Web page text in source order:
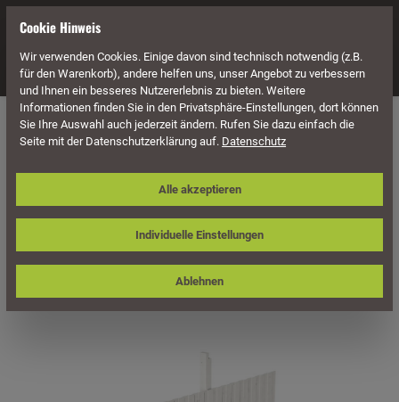
Navigation
Carports
Skan Holz Rückwand 341 x 180 cm,
Deckelschalung, Nadelholz
Cookie Hinweis
Wir verwenden Cookies. Einige davon sind technisch notwendig (z.B.
für den Warenkorb), andere helfen uns, unser Angebot zu verbessern
und Ihnen ein besseres Nutzererlebnis zu bieten. Weitere
Informationen finden Sie in den Privatsphäre-Einstellungen, dort können
Sie Ihre Auswahl auch jederzeit ändern. Rufen Sie dazu einfach die
Seite mit der Datenschutzerklärung auf. Datenschutz
Individuelle Einstellungen
Ablehnen
Alle akzeptieren